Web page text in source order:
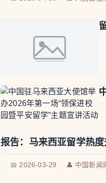
报告：马来西亚留学热
📅 2026-03-29 👤 中国新闻